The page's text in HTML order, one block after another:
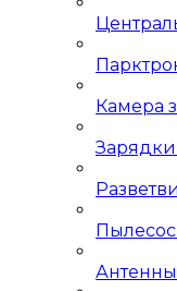
Камера
Антенны